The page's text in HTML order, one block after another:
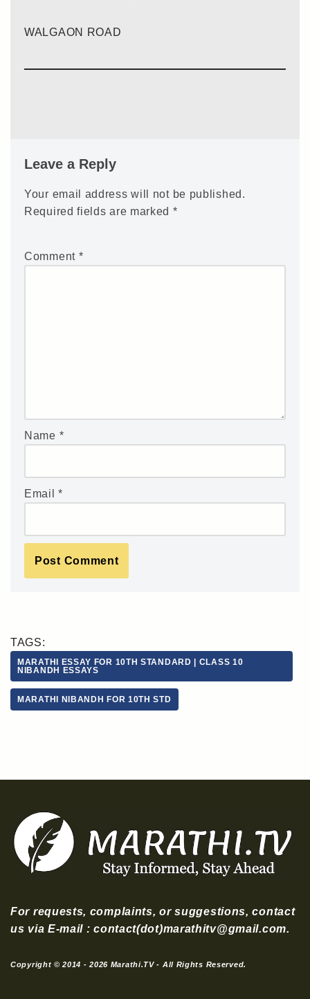
WALGAON ROAD
Leave a Reply
Your email address will not be published.
Required fields are marked *
Comment *
Name *
Email*
TAGS:
MARATHI ESSAY FOR 10TH STANDARD | CLASS 10
NIBANDH ESSAYS
MARATHI NIBANDH FOR 10TH STD
For requests, complaints, or suggestions, contact
us via E-mail : contact(dot)marathitv@gmail.com.
Copyright © 2014 - 2026 Marathi.TV - All Rights Reserved.